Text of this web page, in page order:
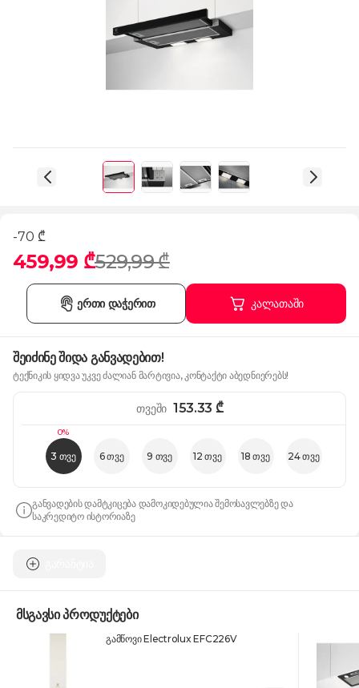
-70 ₾
459,99 ₾529,99 ₾
კალათაში
ერთი დაჭერით
შეიძინე შიდა განვადებით!
ტექნიკის ყიდვა უკვე ძალიან მარტივია, კონტაქტი აბედნიერებს!
0%
3 თვე 6 თვე 9 თვე 12 თვე 18 თვე 24 თვე
თვეში 153.33 ₾
განვადების დამტკიცება დამოკიდებულია შემოსავლებზე და
საკრედიტო ისტორიაზე
მსგავსი პროდუქტები
გამწოვი Electrolux EFC226V